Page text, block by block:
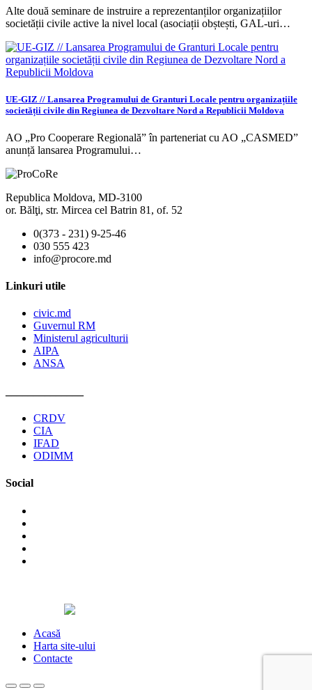
Alte două seminare de instruire a reprezentanților organizațiilor
societății civile active la nivel local (asociații obștești, GAL-uri…
UE-GIZ // Lansarea Programului de Granturi Locale pentru organizațiile
societății civile din Regiunea de Dezvoltare Nord a Republicii Moldova
AO „Pro Cooperare Regională” în parteneriat cu AO „CASMED”
anunță lansarea Programului…
Republica Moldova, MD-3100
or. Bălţi, str. Mircea cel Batrin 81, of. 52
0(373 - 231) 9-25-46
030 555 423
info@procore.md
Linkuri utile
civic.md
Guvernul RM
Ministerul agriculturii
AIPA
ANSA
CRDV
CIA
IFAD
ODIMM
Social
Acasă
Harta site-ului
Contacte